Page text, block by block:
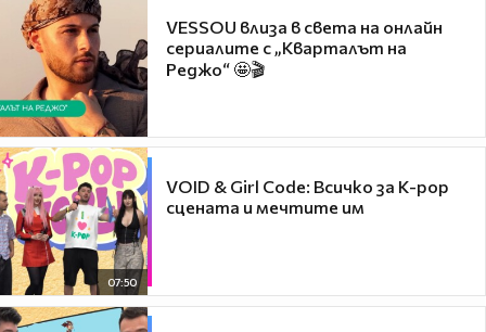
VESSOU влиза в света на онлайн
сериалите с „Кварталът на
Реджо“ 🤩🎬
07:50
VOID & Girl Code: Всичко за K-pop
сцената и мечтите им